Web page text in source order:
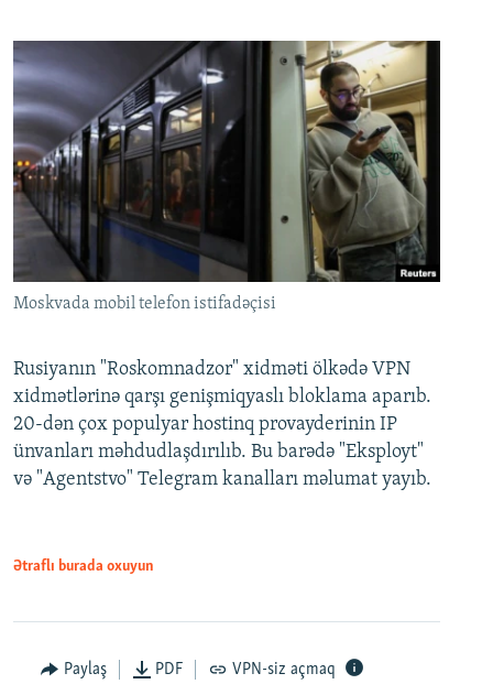
Moskvada mobil telefon istifadəçisi
Rusiyanın "Roskomnadzor" xidməti ölkədə VPN
xidmətlərinə qarşı genişmiqyaslı bloklama aparıb.
20-dən çox populyar hostinq provayderinin IP
ünvanları məhdudlaşdırılıb. Bu barədə "Eksployt"
və "Agentstvo" Telegram kanalları məlumat yayıb.
Ətraflı burada oxuyun
Paylaş PDF VPN-siz açmaq